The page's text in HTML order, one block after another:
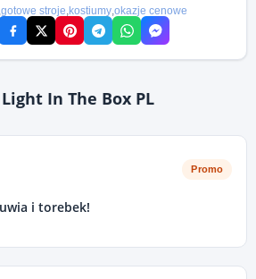
gotowe stroje,kostiumy,okazje cenowe
In The Box PL
Promo
i torebek!